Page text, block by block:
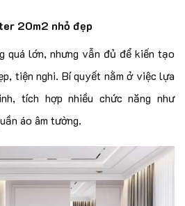
20m2 nhỏ đẹp
quá lớn, nhưng vẫn đủ để kiến tạo
tiện nghi. Bí quyết nằm ở việc lựa
tích hợp nhiều chức năng như
áo âm tường.